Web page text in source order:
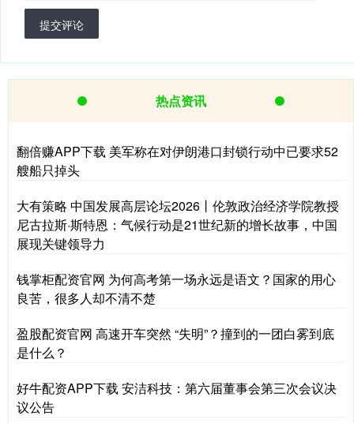
提交评论
热点资讯
翻倍赚APP下载 美军称在对伊朗港口封锁行动中已要求52
艘船只掉头
大有策略 中国发展高层论坛2026丨伦敦政治经济学院教授
尼古拉斯·斯特恩：气候行动是21世纪新的增长故事，中国
展现关键领导力
钱掌柜配资官网 为何高考第一场永远是语文？国家的用心
良苦，很多人却不清不楚
盈股配资官网 高速开车突然 “失明”？撞到的一团白雾到底
是什么？
好牛配资APP下载 安洁科技：第六届董事会第三次会议决
议公告